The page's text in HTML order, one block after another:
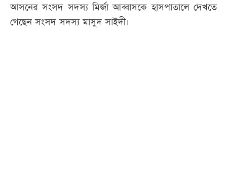
ছবি
আসনের সংসদ সদস্য মির্জা আব্বাসকে হাসপাতালে দেখতে
গেছেন সংসদ সদস্য মাসুদ সাইদী।